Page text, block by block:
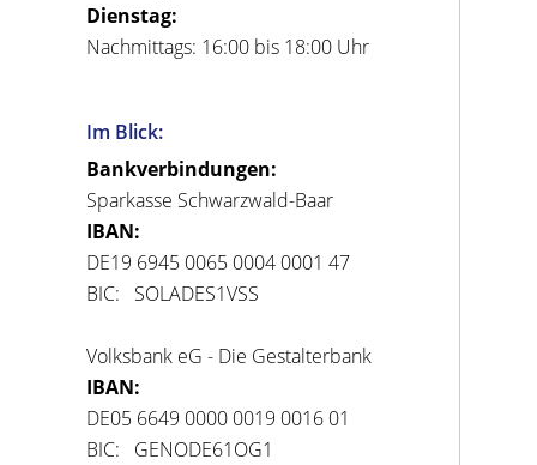
Dienstag:
Nachmittags: 16:00 bis 18:00 Uhr
Im Blick:
Bankverbindungen:
Sparkasse Schwarzwald-Baar
IBAN:
DE19 6945 0065 0004 0001 47
BIC: SOLADES1VSS
Volksbank eG - Die Gestalterbank
IBAN:
DE05 6649 0000 0019 0016 01
BIC: GENODE61OG1